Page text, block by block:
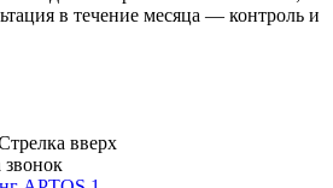
в течение месяца — контроль и